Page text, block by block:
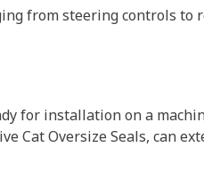
from steering controls to
for installation on a
Cat Oversize Seals, can